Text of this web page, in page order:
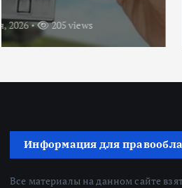
ОтRedactor 18 июня, 2026
Информация для
Все материалы на данном сайте